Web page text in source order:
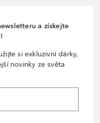
a získejte
si exkluzivní dárky,
novinky ze světa